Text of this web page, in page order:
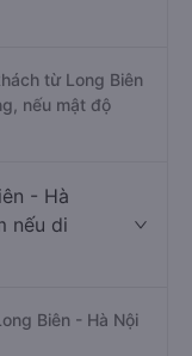
từ Long Biên
nếu mật độ
- Hà
nếu di
Biên - Hà Nội